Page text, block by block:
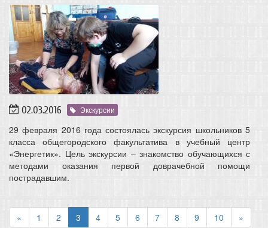
02.03.2016 Экскурсии
29 февраля 2016 года состоялась экскурсия школьников 5
класса общегородского факультатива в учебный центр
«Энергетик». Цель экскурсии – знакомство обучающихся с
методами оказания первой доврачебной помощи
пострадавшим.
« 1 2 3 4 5 6 7 8 9 10 »